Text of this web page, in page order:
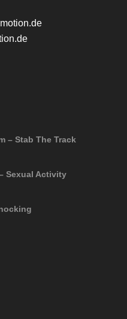
– Stab The Track
Sexual Activity